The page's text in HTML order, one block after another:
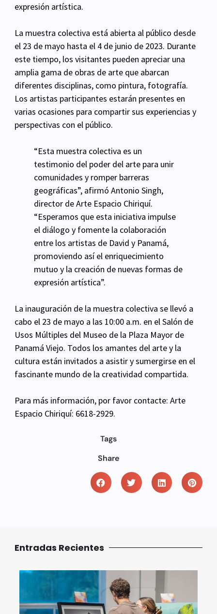
expresión artística.
La muestra colectiva está abierta al público desde
el 23 de mayo hasta el 4 de junio de 2023. Durante
este tiempo, los visitantes pueden apreciar una
amplia gama de obras de arte que abarcan
diferentes disciplinas, como pintura, fotografía.
Los artistas participantes estarán presentes en
varias ocasiones para compartir sus experiencias y
perspectivas con el público.
“Esta muestra colectiva es un
testimonio del poder del arte para unir
comunidades y romper barreras
geográficas”, afirmó Antonio Singh,
director de Arte Espacio Chiriquí.
“Esperamos que esta iniciativa impulse
el diálogo y fomente la colaboración
entre los artistas de David y Panamá,
promoviendo así el enriquecimiento
mutuo y la creación de nuevas formas de
expresión artística”.
La inauguración de la muestra colectiva se llevó a
cabo el 23 de mayo a las 10:00 a.m. en el Salón de
Usos Múltiples del Museo de la Plaza Mayor de
Panamá Viejo. Todos los amantes del arte y la
cultura están invitados a asistir y sumergirse en el
fascinante mundo de la creatividad compartida.
Para más información, por favor contacte: Arte
Espacio Chiriquí: 6618-2929.
Tags
Share
Entradas Recientes